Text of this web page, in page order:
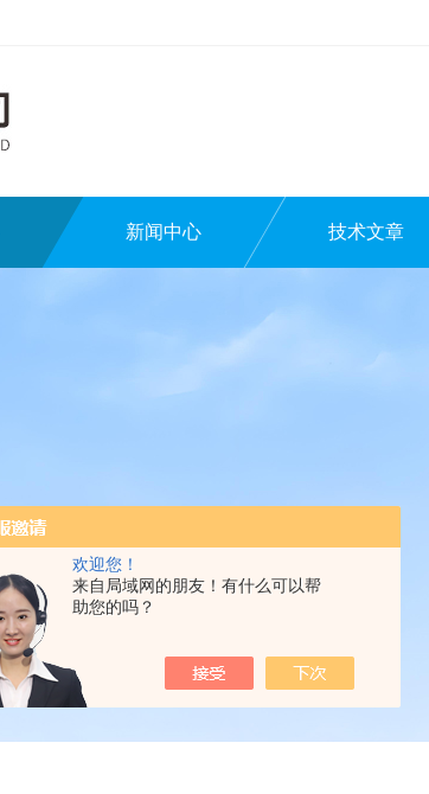
欢迎您！
来自局域网的朋友！有什么可以帮
助您的吗？
新闻中心 技术文章